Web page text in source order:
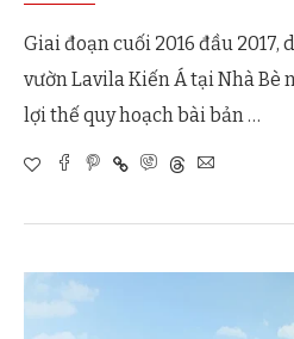
Giai đoạn cuối 2016 đầu
vườn Lavila Kiến Á tại Nhà Bè
lợi thế quy hoạch bài bản …